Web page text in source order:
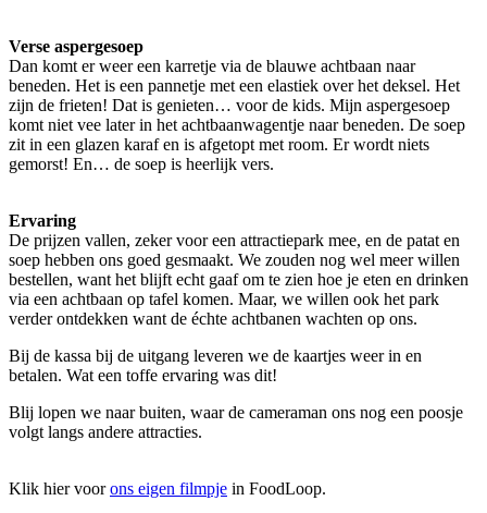
Verse aspergesoep
Dan komt er weer een karretje via de blauwe achtbaan naar
beneden. Het is een pannetje met een elastiek over het deksel. Het
zijn de frieten! Dat is genieten… voor de kids. Mijn aspergesoep
komt niet vee later in het achtbaanwagentje naar beneden. De soep
zit in een glazen karaf en is afgetopt met room. Er wordt niets
gemorst! En… de soep is heerlijk vers.
Ervaring
De prijzen vallen, zeker voor een attractiepark mee, en de patat en
soep hebben ons goed gesmaakt. We zouden nog wel meer willen
bestellen, want het blijft echt gaaf om te zien hoe je eten en drinken
via een achtbaan op tafel komen. Maar, we willen ook het park
verder ontdekken want de échte achtbanen wachten op ons.
Bij de kassa bij de uitgang leveren we de kaartjes weer in en
betalen. Wat een toffe ervaring was dit!
Blij lopen we naar buiten, waar de cameraman ons nog een poosje
volgt langs andere attracties.
Klik hier voorons eigen filmpje in FoodLoop.